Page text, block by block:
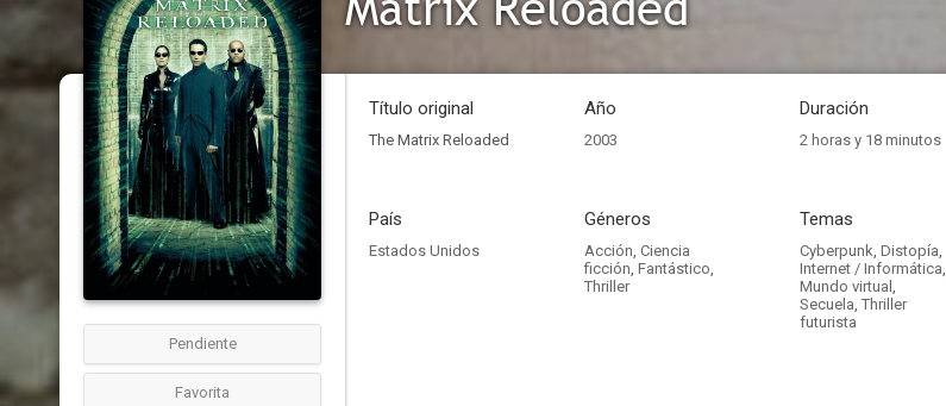
Pendiente
Favorita
Título original
The Matrix Reloaded
Año
2003
Duración
2 horas y 18 minutos
País
Estados Unidos
Géneros
Acción, Ciencia
ficción, Fantástico,
Thriller
Temas
Cyberpunk, Distopía,
Internet / Informática,
Mundo virtual ,
Secuela, Thriller
futurista